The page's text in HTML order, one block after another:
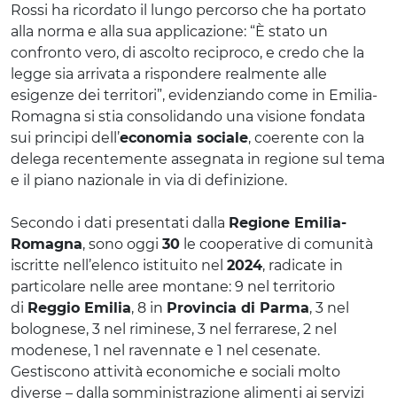
Rossi ha ricordato il lungo percorso che ha portato
alla norma e alla sua applicazione: “È stato un
confronto vero, di ascolto reciproco, e credo che la
legge sia arrivata a rispondere realmente alle
esigenze dei territori”, evidenziando come in Emilia-
Romagna si stia consolidando una visione fondata
sui principi dell’economia sociale, coerente con la
delega recentemente assegnata in regione sul tema
e il piano nazionale in via di definizione.
Secondo i dati presentati dalla Regione Emilia-
Romagna, sono oggi 30 le cooperative di comunità
iscritte nell’elenco istituito nel 2024, radicate in
particolare nelle aree montane: 9 nel territorio
di Reggio Emilia, 8 in Provincia di Parma, 3 nel
bolognese, 3 nel riminese, 3 nel ferrarese, 2 nel
modenese, 1 nel ravennate e 1 nel cesenate.
Gestiscono attività economiche e sociali molto
diverse – dalla somministrazione alimenti ai servizi